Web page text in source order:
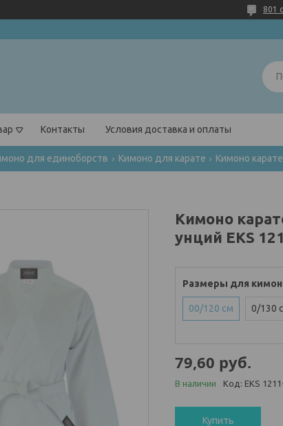
801
Контакты Условия доставка и оплаты
для единоборств Кимоно для карате Кимоно
Кимоно
унций EKS
Размеры для
00/120 см 0/130
79,60 руб.
В наличии Код: EKS
Купить